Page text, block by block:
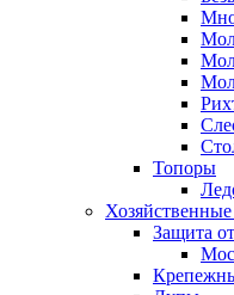
Топоры
Защита